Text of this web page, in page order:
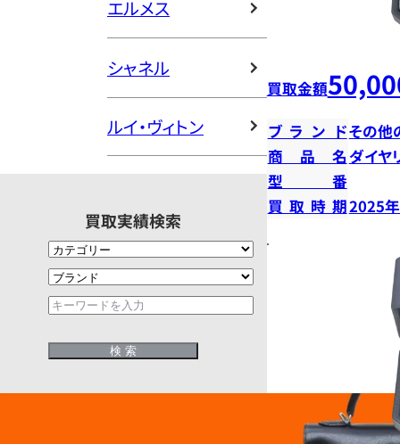
エルメス
シャネル
ルイ・ヴィトン
買取実績検索
買取金額
ブランドその他
商品名ダイヤ
型番
買取時期2025